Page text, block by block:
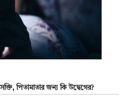
পিতামাতার জন্য কি উদ্বেগের?